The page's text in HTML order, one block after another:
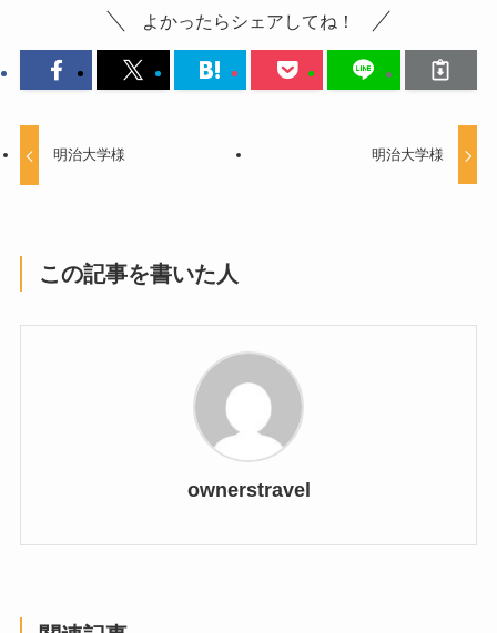
よかったらシェアしてね！
明治大学様 明治大学様
この記事を書いた人
ownerstravel